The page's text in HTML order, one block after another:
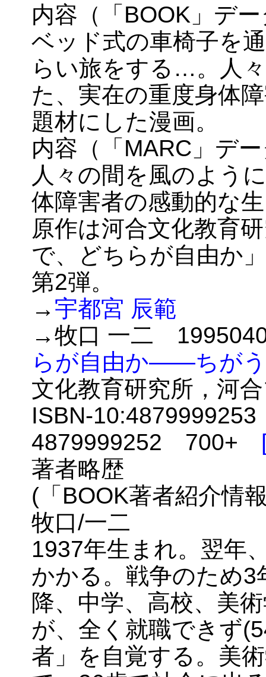
内容（「BOOK」デ
ベッド式の車椅子を
らい旅をする…。人
た、実在の重度身体
題材にした漫画。
内容（「MARC」デ
人々の間を風のよう
体障害者の感動的な
原作は河合文化教育
で、どちらが自由か
第2弾。
→ 宇都宮 辰範
→牧口 一二
らが自由か――ちが
文化教育研究所，河
ISBN-
4879999252 700+
著者略歴
(「BOOK著者紹介情
牧口/一二
1937年生まれ。翌年
かかる。戦争のため3
降、中学、高校、美
が、全く就職できず
者」を自覚する。美